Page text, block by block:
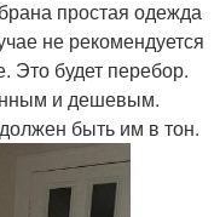
простая одежда
не рекомендуется
Это будет перебор.
и дешевым.
быть им в тон.